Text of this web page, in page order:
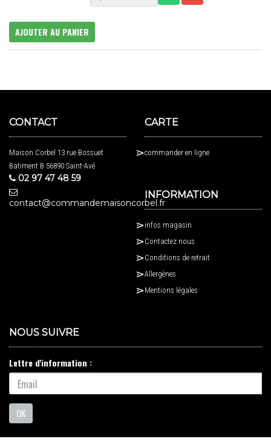
AJOUTER AU PANIER
CONTACT
Maison Corbel 13 rue Bossuet
Batiment B 56890 Saint-Avé
02 97 47 48 59
contact@commandemaisoncorbel.fr
CARTE
commander en ligne
INFORMATION
infos magasin
Contactez nous
Conditions de retrait
Allergènes
Mentions légales
NOUS SUIVRE
Lettre d'information :
OK